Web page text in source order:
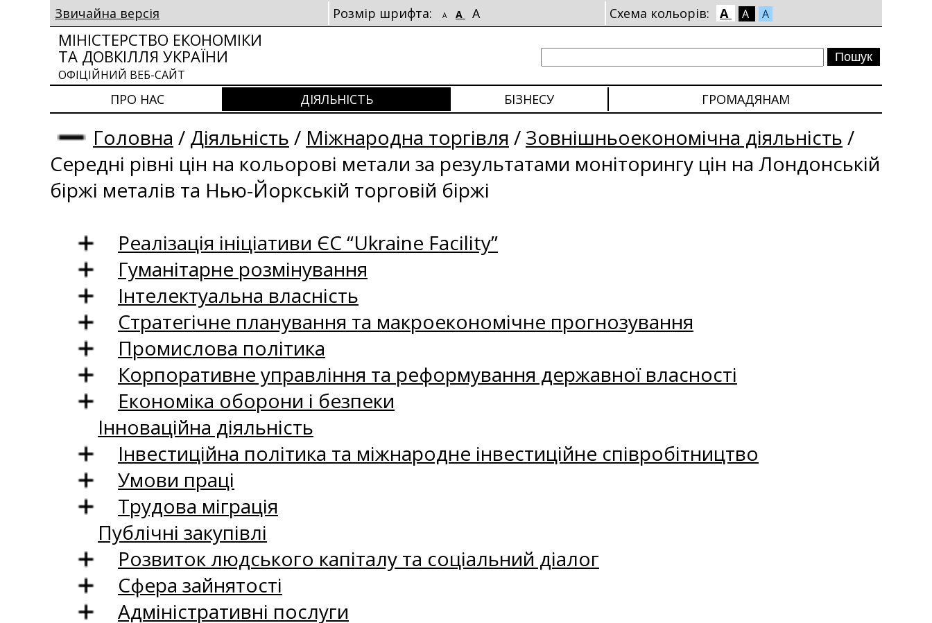
Звичайна версія Розмір шрифта: A A A Схема кольорів: A A A
МІНІСТЕРСТВО ЕКОНОМІКИ
ТА ДОВКІЛЛЯ УКРАЇНИ
ОФІЦІЙНИЙ ВЕБ-САЙТ
ПРО НАС ДІЯЛЬНІСТЬ БІЗНЕСУ ГРОМАДЯНАМ
Головна / Діяльність / Міжнародна торгівля / Зовнішньоекономічна діяльність /
Середні рівні цін на кольорові метали за результатами моніторингу цін на Лондонській
біржі металів та Нью-Йоркській торговій біржі
Реалізація ініціативи ЄС “Ukraine Facility”
Гуманітарне розмінування
Інтелектуальна власність
Стратегічне планування та макроекономічне прогнозування
Промислова політика
Корпоративне управління та реформування державної власності
Економіка оборони і безпеки
Інноваційна діяльність
Інвестиційна політика та міжнародне інвестиційне співробітництво
Умови праці
Трудова міграція
Публічні закупівлі
Розвиток людського капіталу та соціальний діалог
Сфера зайнятості
Адміністративні послуги